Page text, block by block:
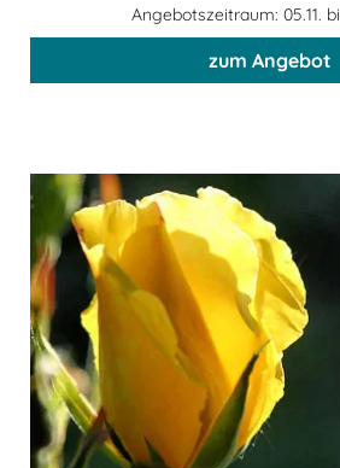
Angebotszeitraum: 05.11.
zum Angebot